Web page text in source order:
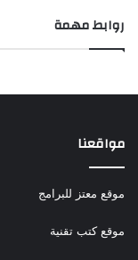
روابط مهمة
مواقعنا
موقع معتز للبرامج
موقع كتب تقنية